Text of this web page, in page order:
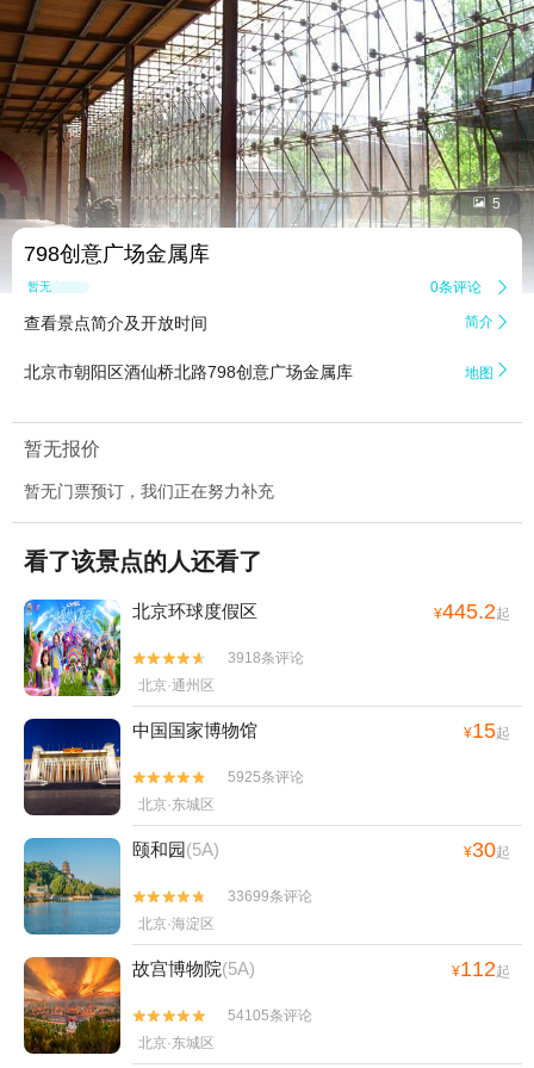
 5
798创意广场金属库
暂无点评 0条评论 
查看景点简介及开放时间 简介 
北京市朝阳区酒仙桥北路798创意广场金属库 地图 
暂无报价
暂无门票预订，我们正在努力补充
看了该景点的人还看了
北京环球度假区 ¥445.2起


3918条评论
北京·通州区
中国国家博物馆 ¥15起


5925条评论
北京·东城区
颐和园(5A) ¥30起


33699条评论
北京·海淀区
故宫博物院(5A) ¥112起


54105条评论
北京·东城区
